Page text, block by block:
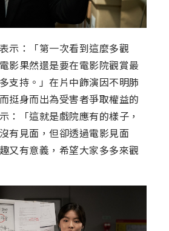
示：「第一次看到這麼多觀
影果然還是要在電影院觀賞最
支持。」在片中飾演因不明肺
挺身而出為受害者爭取權益的
：「這就是戲院應有的樣子，
有見面，但卻透過電影見面
又有意義，希望大家多多來觀